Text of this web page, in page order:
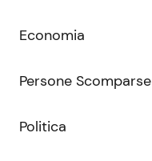
Economia
Persone Scomparse
Politica